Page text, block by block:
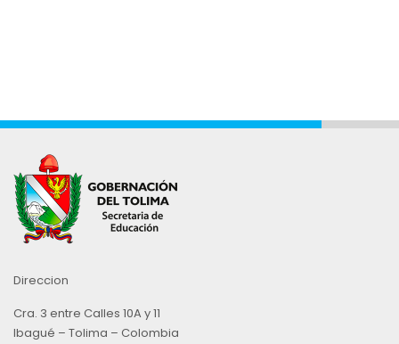
Direccion
Cra. 3 entre Calles 10A y 11
Ibagué – Tolima – Colombia